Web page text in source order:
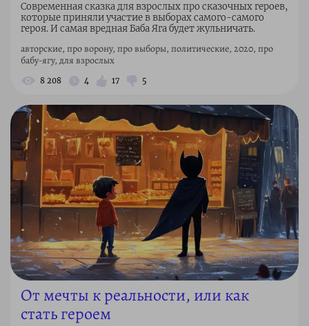
Современная сказка для взрослых про сказочных героев,
которые приняли участие в выборах самого-самого
героя. И самая вредная Баба Яга будет жульничать.
авторские, про ворону, про выборы, политические, 2020, про
бабу-ягу, для взрослых
8 208 4 17 5
От мечты к реальности, или как
стать героем